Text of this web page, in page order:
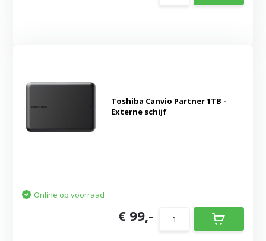
Toshiba Canvio Partner 1TB -
Externe schijf
Online op voorraad
€ 99,-